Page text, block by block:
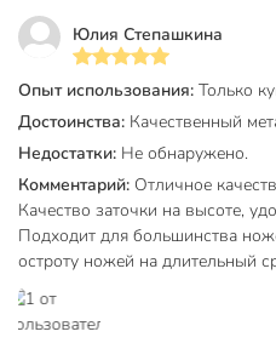
Эргономичная
делают ее удобной в
С этой точилкой вы сможете
ваших ножей, избежав
профессиональным мастерам.
Вы можете приобрести
сталь, 20 см, Tescoma,
нашем интернет-магазине
ценам и с бесплатным
Техническая информация
Юлия Степашкина
Опыт использования: Только
Достоинства: Качественный
Недостатки: Не обнаружено.
Комментарий: Отличное
Качество заточки на высоте,
Подходит для большинства
остроту ножей на длительный